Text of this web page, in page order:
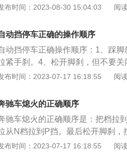
车制动器，平稳起步，拨正转向
3、换挡时切勿低头看挡，离合确
站等路段时没有语音提示，需要自
挡低速行驶。6、考前做足准备
布时间：2023-08-30 15:04:03 阅
动挡停车正确的操作顺序
动挡停车正确操作顺序：1、踩
紧手刹。4、松开脚刹，但不要
全停稳，防止P挡锁死。5、踩下
，定在P挡。自动挡车的注意事
险动作有保护和互锁。2、坡起会
力大于怠速时的动力余量时，车
空挡滑行，长时间空挡滑行会导
增大摩擦力、降低润滑效果，同
布时间：2023-07-17 16:18:55 阅
驰车熄火的正确顺序
驰车熄火的正确顺序是：把档拉
从N档拉到P挡。最后松开脚刹
停车熄火前要注意以下4点：1、
布时间：2023-07-17 16:18:55 阅